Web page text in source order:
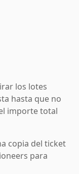
los lotes
hasta que no
importe total
copia del ticket
para